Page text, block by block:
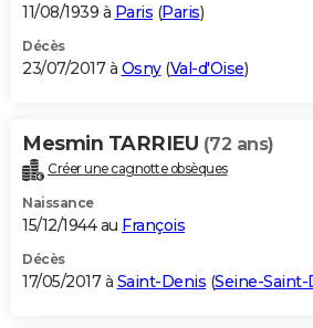
11/08/1939 à Paris (Paris)
Décès
23/07/2017 à Osny(Val-d'Oise)
Mesmin TARRIEU (72 ans)
Créer une cagnotte obsèques
Naissance
15/12/1944 au François
Décès
17/05/2017 à Saint-Denis (Seine-Saint-